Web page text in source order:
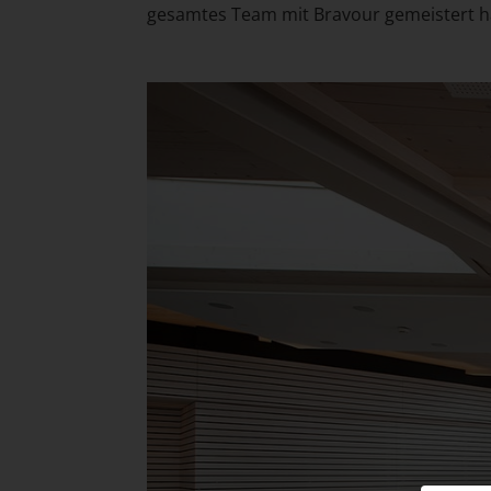
gesamtes Team mit Bravour gemeistert